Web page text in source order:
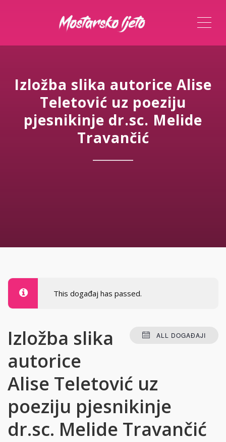
Izložba slika autorice Alise
Teletović uz poeziju
pjesnikinje dr.sc. Melide
Travančić
This događaj has passed.
ALL DOGAĐAJI
Izložba slika
autorice
Alise Teletović uz
poeziju pjesnikinje
dr.sc. Melide Travančić